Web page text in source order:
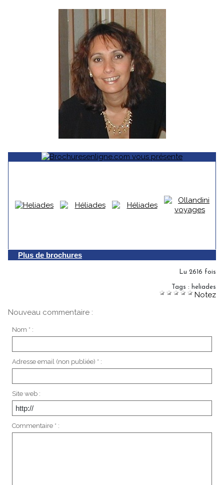
Plus de brochures
Lu 2616 fois
Tags : heliades
Notez
Nouveau commentaire :
Nom * :
Adresse email (non publiée) * :
Site web :
Commentaire * :